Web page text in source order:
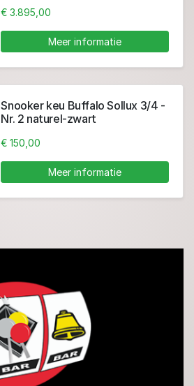
€ 3.895,00
Meer informatie
Snooker keu Buffalo Sollux 3/4 -
Nr. 2 naturel-zwart
€ 150,00
Meer informatie